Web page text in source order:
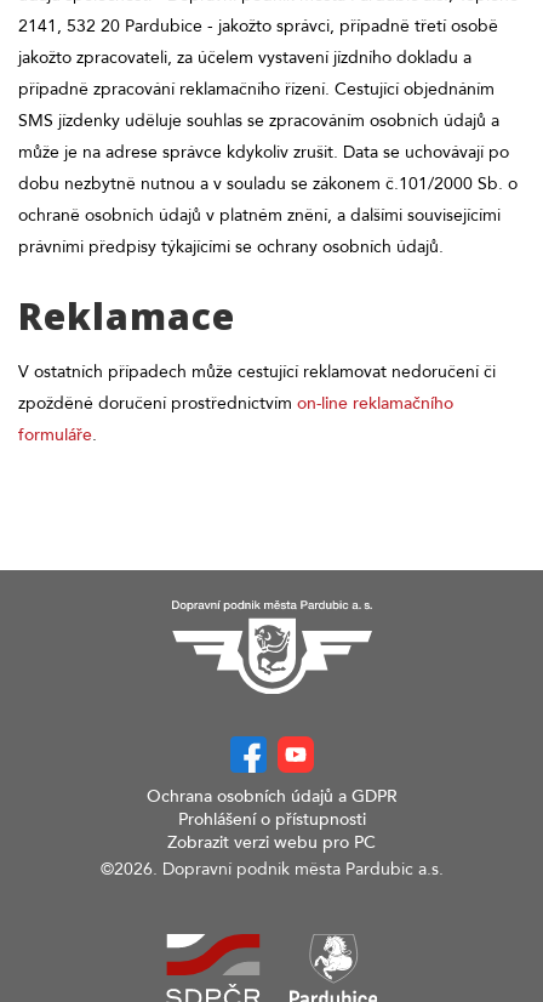
2141, 532 20 Pardubice - jakožto správci, případně třetí osobě
jakožto zpracovateli, za účelem vystavení jízdního dokladu a
případně zpracování reklamačního řízení. Cestující objednáním
SMS jízdenky uděluje souhlas se zpracováním osobních údajů a
může je na adrese správce kdykoliv zrušit. Data se uchovávají po
dobu nezbytně nutnou a v souladu se zákonem č.101/2000 Sb. o
ochraně osobních údajů v platném znění, a dalšími souvisejícími
právními předpisy týkajícími se ochrany osobních údajů.
Reklamace
V ostatních případech může cestující reklamovat nedoručení či
zpožděné doručení prostřednictvím on-line reklamačního
formuláře.
Ochrana osobních údajů a GDPR
Prohlášení o přístupnosti
Zobrazit verzi webu pro PC
©2026. Dopravní podnik města Pardubic a.s.